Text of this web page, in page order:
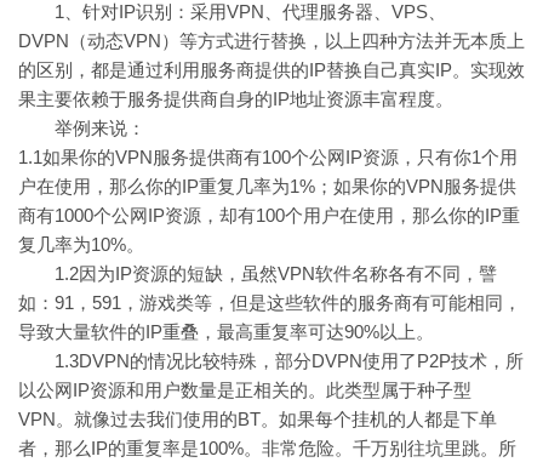
1、针对IP识别：采用VPN、代理服务器、VPS、
DVPN（动态VPN）等方式进行替换，以上四种方法并无本质上
的区别，都是通过利用服务商提供的IP替换自己真实IP。实现效
果主要依赖于服务提供商自身的IP地址资源丰富程度。
举例来说：
1.1如果你的VPN服务提供商有100个公网IP资源，只有你1个用
户在使用，那么你的IP重复几率为1%；如果你的VPN服务提供
商有1000个公网IP资源，却有100个用户在使用，那么你的IP重
复几率为10%。
1.2因为IP资源的短缺，虽然VPN软件名称各有不同，譬
如：91，591，游戏类等，但是这些软件的服务商有可能相同，
导致大量软件的IP重叠，最高重复率可达90%以上。
1.3DVPN的情况比较特殊，部分DVPN使用了P2P技术，所
以公网IP资源和用户数量是正相关的。此类型属于种子型
VPN。就像过去我们使用的BT。如果每个挂机的人都是下单
者，那么IP的重复率是100%。非常危险。千万别往坑里跳。所